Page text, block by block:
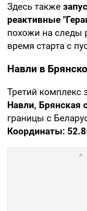
Здесь также
реактивные
похожи на следы
время старта с
Навли в
Третий комплекс
Навли, Брянская
границы с
Координаты: